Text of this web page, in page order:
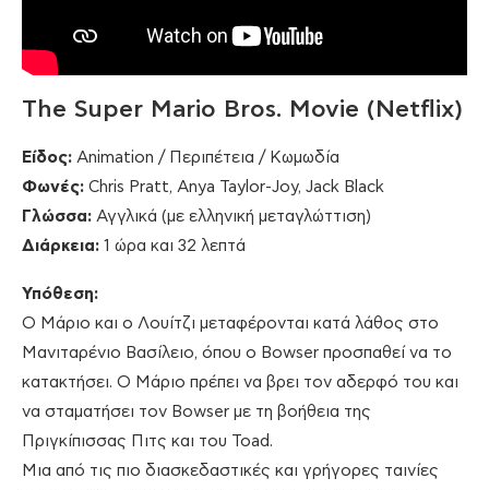
The Super Mario Bros. Movie (Netflix)
Είδος: Animation / Περιπέτεια / Κωμωδία
Φωνές: Chris Pratt, Anya Taylor-Joy, Jack Black
Γλώσσα: Αγγλικά (με ελληνική μεταγλώττιση)
Διάρκεια: 1 ώρα και 32 λεπτά
Υπόθεση:
Ο Μάριο και ο Λουίτζι μεταφέρονται κατά λάθος στο
Μανιταρένιο Βασίλειο, όπου ο Bowser προσπαθεί να το
κατακτήσει. Ο Μάριο πρέπει να βρει τον αδερφό του και
να σταματήσει τον Bowser με τη βοήθεια της
Πριγκίπισσας Πιτς και του Toad.
Μια από τις πιο διασκεδαστικές και γρήγορες ταινίες